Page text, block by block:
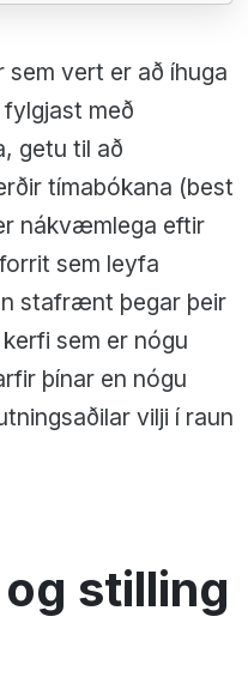
sem vert er að íhuga
með
getu til að
tímabókana (best
nákvæmlega eftir
sem leyfa
stafrænt þegar þeir
sem er nógu
þínar en nógu
vilji í raun
stilling